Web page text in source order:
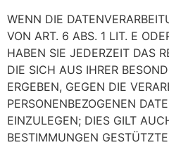
WENN DIE
VON ART. 6 ABS. 1 LIT. E
HABEN SIE JEDERZEIT DAS
DIE SICH AUS IHRER
ERGEBEN, GEGEN DIE
PERSONENBEZOGENEN
EINZULEGEN; DIES GILT
BESTIMMUNGEN